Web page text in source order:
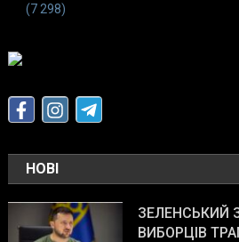
(7 298)
НОВІ
ЗЕЛЕНСЬКИЙ
ВИБОРЦІВ